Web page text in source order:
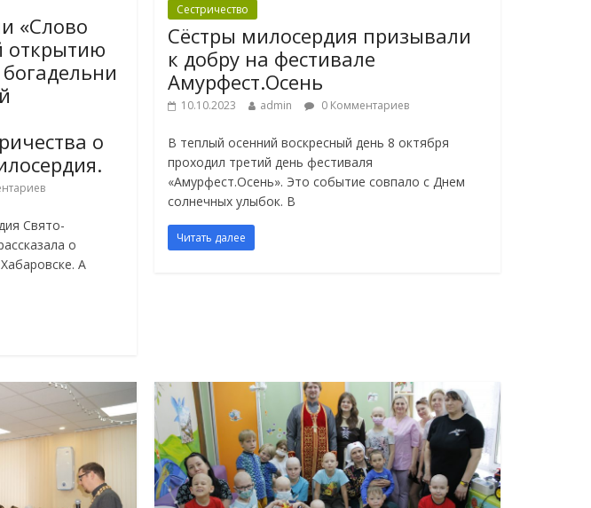
«Слово
открытию
о
Свято-
о
А
Сестричество
Сёстры милосердия призывали
к добру на фестивале
Амурфест.Осень
10.10.2023 admin 0 Комментариев
В теплый осенний воскресный день 8 октября
проходил третий день фестиваля
«Амурфест.Осень». Это событие совпало с Днем
солнечных улыбок. В
Читать далее